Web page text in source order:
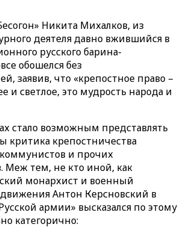
Никита Михалков, из
деятеля давно вжившийся в
русского барина-
обошелся без
заявив, что «крепостное право –
и светлое, это мудрость народа и
стало возможным представлять
критика крепостничества
и прочих
Меж тем, не кто иной, как
монархист и военный
движения Антон Керсновский в
армии» высказался по этому
категорично: